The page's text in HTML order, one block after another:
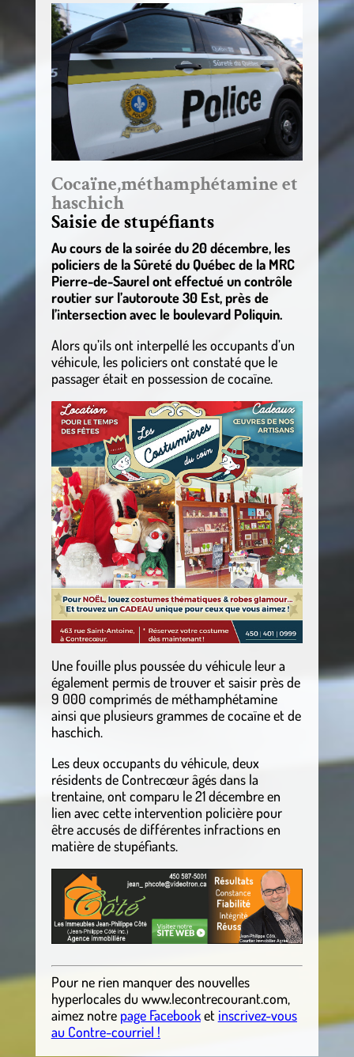
Cocaïne,méthamphétamine et
haschich
Saisie de stupéfiants
Au cours de la soirée du 20 décembre, les
policiers de la Sûreté du Québec de la MRC
Pierre-de-Saurel ont effectué un contrôle
routier sur l’autoroute 30 Est, près de
l’intersection avec le boulevard Poliquin.
Alors qu’ils ont interpellé les occupants d’un
véhicule, les policiers ont constaté que le
passager était en possession de cocaïne.
Une fouille plus poussée du véhicule leur a
également permis de trouver et saisir près de
9 000 comprimés de méthamphétamine
ainsi que plusieurs grammes de cocaïne et de
haschich.
Les deux occupants du véhicule, deux
résidents de Contrecœur âgés dans la
trentaine, ont comparu le 21 décembre en
lien avec cette intervention policière pour
être accusés de différentes infractions en
matière de stupéfiants.
Pour ne rien manquer des nouvelles
hyperlocalesdu www.lecontrecourant.com,
aimez notre page Facebooket inscrivez-vous
au Contre-courriel !